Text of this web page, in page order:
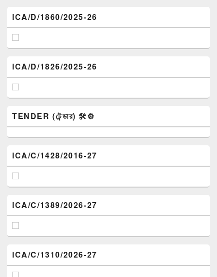
ICA/D/1860/2025-26
ICA/D/1826/2025-26
TENDER (টেন্ডার) 🛠️⚙️
ICA/C/1428/2016-27
ICA/C/1389/2026-27
ICA/C/1310/2026-27